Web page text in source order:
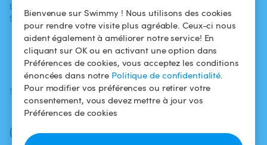
Bienvenue sur Swimmy ! Nous utilisons des cookies
pour rendre votre visite plus agréable. Ceux-ci nous
aident également à améliorer notre service! En
cliquant sur OK ou en activant une option dans
Préférences de cookies, vous acceptez les conditions
énoncées dans notre Politique de confidentialité.
Pour modifier vos préférences ou retirer votre
consentement, vous devez mettre à jour vos
Préférences de cookies
L'aventure
Swimmy
Louer ma piscine
Comment ça
marche ?
confidentialité
Mentions légales
SUIVEZ-NOUS
Facebook
Instagram
TÉLÉCHARGEZ L'APP